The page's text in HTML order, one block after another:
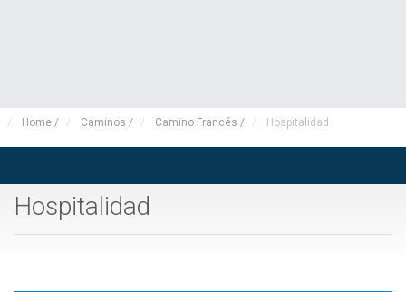
Home / Caminos / Camino Francés / Hospitalidad
Hospitalidad